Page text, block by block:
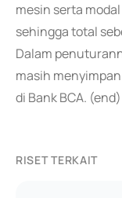
mesin serta
sehingga total
Dalam
masih
di Bank BCA. (end)
RISET TERKAIT